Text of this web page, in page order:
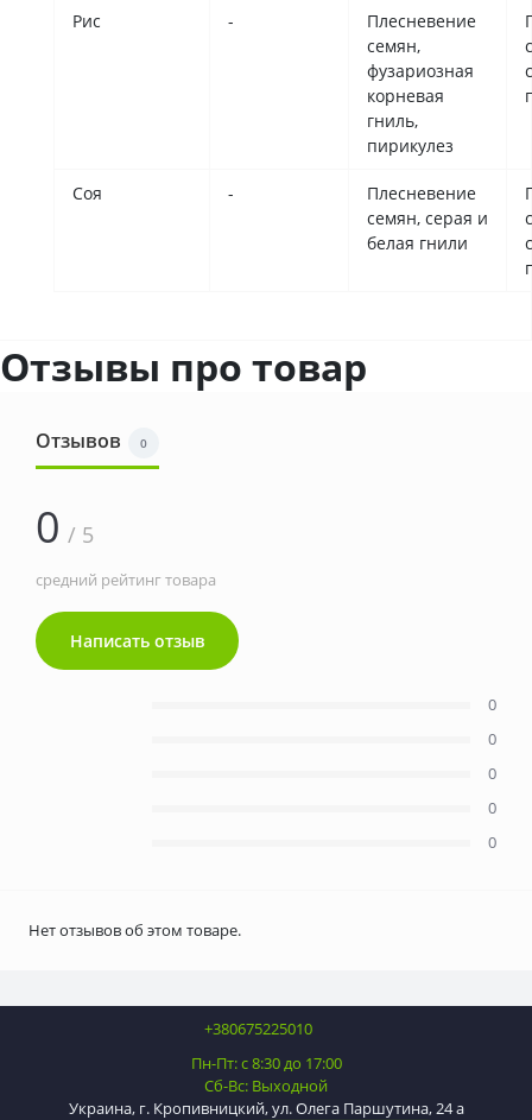
Рис -
Плесневение
семян,
фузариозная
корневая
гниль,
пирикулез
Соя -
Плесневение
семян, серая и
белая гнили
Отзывы про товар
Отзывов 0
0 / 5
средний рейтинг товара
Написать отзыв
0
0
0
0
0
Нет отзывов об этом товаре.
+380675225010
Пн-Пт: с 8:30 до 17:00
Сб-Вс: Выходной
Украина, г. Кропивницкий, ул. Олега Паршутина, 24 а